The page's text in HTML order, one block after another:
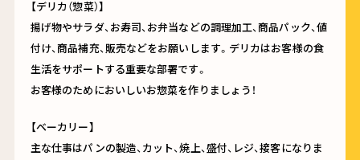
【デリカ（惣菜）】
揚げ物やサラダ、お寿司、お弁当などの調理加工、商品パック、値
付け、商品補充、販売などをお願いします。デリカはお客様の食
生活をサポートする重要な部署です。
お客様のためにおいしいお惣菜を作りましょう！
【ベーカリー】
主な仕事はパンの製造、カット、焼上、盛付、レジ、接客になりま